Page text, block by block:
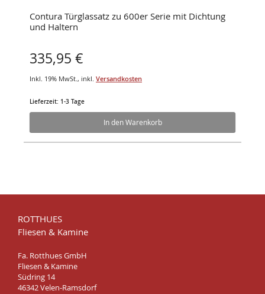
Contura Türglassatz zu 600er Serie mit Dichtung
und Haltern
335,95 €
Inkl. 19% MwSt., inkl. Versandkosten
Lieferzeit: 1-3 Tage
In den Warenkorb
ROTTHUES
Fliesen & Kamine
Fa. Rotthues GmbH
Fliesen & Kamine
Südring 14
46342 Velen-Ramsdorf